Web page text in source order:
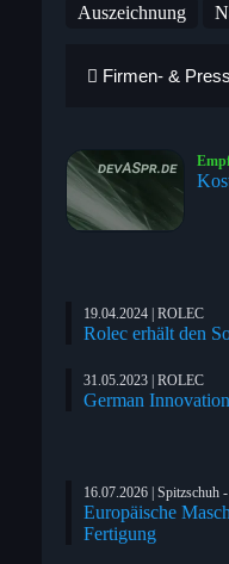
Auszeichnung
Firmen- &
19.04.2024 | ROLEC
Rolec erhält den
31.05.2023 | ROLEC
German
16.07.2026 | Spitzschuh
Europäische
Fertigung